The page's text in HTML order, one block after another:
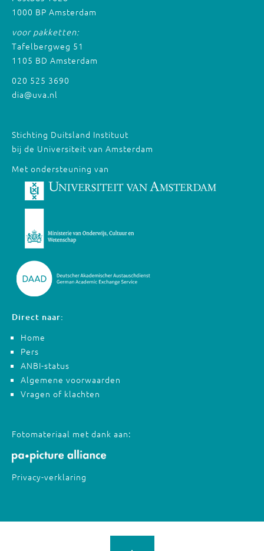
1000 BP Amsterdam
voor pakketten:
Tafelbergweg 51
1105 BD Amsterdam
020 525 3690
dia@uva.nl
Stichting Duitsland Instituut
bij de Universiteit van Amsterdam
Met ondersteuning van
Direct naar:
Home
Pers
ANBI-status
Algemene voorwaarden
Vragen of klachten
Fotomateriaal met dank aan:
Privacy-verklaring